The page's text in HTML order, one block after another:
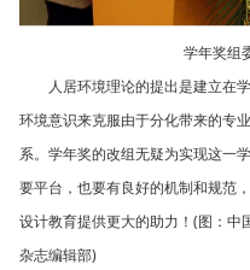
学年奖组
人居环境理论的提出是建立在
环境意识来克服由于分化带来的专
系。学年奖的改组无疑为实现这一
要平台，也要有良好的机制和规范
设计教育提供更大的助力！(图：中
杂志编辑部)